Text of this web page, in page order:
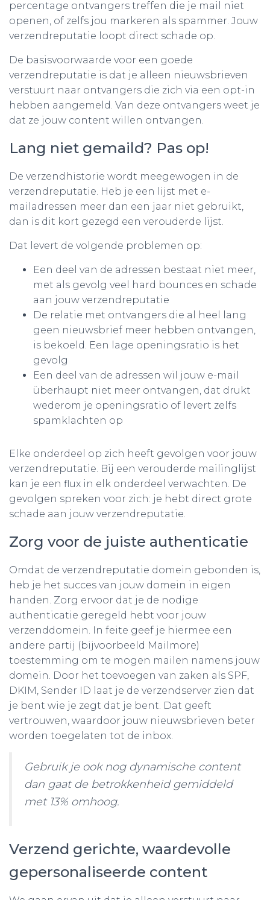
percentage ontvangers treffen die je mail niet
openen, of zelfs jou markeren als spammer. Jouw
verzendreputatie loopt direct schade op.
De basisvoorwaarde voor een goede
verzendreputatie is dat je alleen nieuwsbrieven
verstuurt naar ontvangers die zich via een opt-in
hebben aangemeld. Van deze ontvangers weet je
dat ze jouw content willen ontvangen.
Lang niet gemaild? Pas op!
De verzendhistorie wordt meegewogen in de
verzendreputatie. Heb je een lijst met e-
mailadressen meer dan een jaar niet gebruikt,
dan is dit kort gezegd een verouderde lijst.
Dat levert de volgende problemen op:
Een deel van de adressen bestaat niet meer,
met als gevolg veel hard bounces en schade
aan jouw verzendreputatie
De relatie met ontvangers die al heel lang
geen nieuwsbrief meer hebben ontvangen,
is bekoeld. Een lage openingsratio is het
gevolg
Een deel van de adressen wil jouw e-mail
überhaupt niet meer ontvangen, dat drukt
wederom je openingsratio of levert zelfs
spamklachten op
Elke onderdeel op zich heeft gevolgen voor jouw
verzendreputatie. Bij een verouderde mailinglijst
kan je een flux in elk onderdeel verwachten. De
gevolgen spreken voor zich: je hebt direct grote
schade aan jouw verzendreputatie.
Zorg voor de juiste authenticatie
Omdat de verzendreputatie domein gebonden is,
heb je het succes van jouw domein in eigen
handen. Zorg ervoor dat je de nodige
authenticatie geregeld hebt voor jouw
verzenddomein. In feite geef je hiermee een
andere partij (bijvoorbeeld Mailmore)
toestemming om te mogen mailen namens jouw
domein. Door het toevoegen van zaken als SPF,
DKIM, Sender ID laat je de verzendserver zien dat
je bent wie je zegt dat je bent. Dat geeft
vertrouwen, waardoor jouw nieuwsbrieven beter
worden toegelaten tot de inbox.
Gebruik je ook nog dynamische content
dan gaat de betrokkenheid gemiddeld
met 13% omhoog.
Verzend gerichte, waardevolle
gepersonaliseerde content